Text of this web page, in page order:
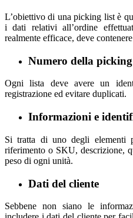
L’obiettivo di una picking list è
i dati relativi all’ordine
realmente efficace, deve
Numero della
Ogni lista deve avere un
registrazione ed evitare duplicati.
Informazioni e
Si tratta di uno degli elementi
riferimento o SKU, descrizione,
peso di ogni unità.
Dati del cliente
Sebbene non siano le